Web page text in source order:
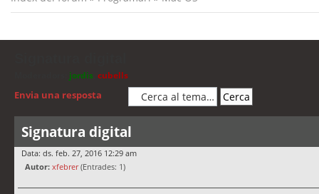
jordis cubells
Envia una resposta
Signatura digital
Data: ds. feb. 27, 2016 12:29 am
Autor: xfebrer(Entrades: 1)